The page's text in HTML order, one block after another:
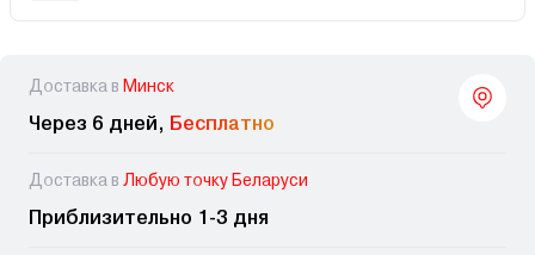
Доставка в Минск
Через 6 дней, Бесплатно
Доставка в Любую точку Беларуси
Приблизительно 1-3 дня